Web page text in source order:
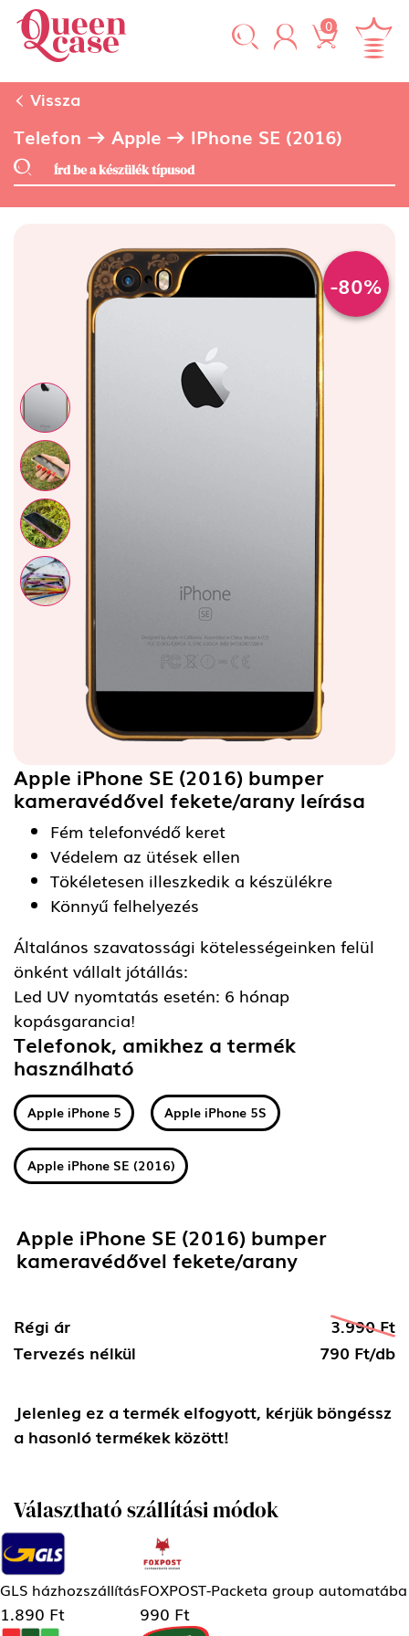
0
Vissza
Telefon Apple IPhone SE (2016)
-80%
Apple iPhone SE (2016) bumper
kameravédővel fekete/arany leírása
Fém telefonvédő keret
Védelem az ütések ellen
Tökéletesen illeszkedik a készülékre
Könnyű felhelyezés
Általános szavatossági kötelességeinken felül
önként vállalt jótállás:
Led UV nyomtatás esetén: 6 hónap
kopásgarancia!
Telefonok, amikhez a termék
használható
Apple iPhone 5 Apple iPhone 5S
Apple iPhone SE (2016)
Apple iPhone SE (2016) bumper
kameravédővel fekete/arany
Régi ár
3.990 Ft
Tervezés nélkül
790 Ft/db
Jelenleg ez a termék elfogyott, kérjük böngéssz
a hasonló termékek között!
Választható szállítási módok
GLS házhozszállítás
1.890 Ft
FOXPOST-Packeta group automatába
990 Ft